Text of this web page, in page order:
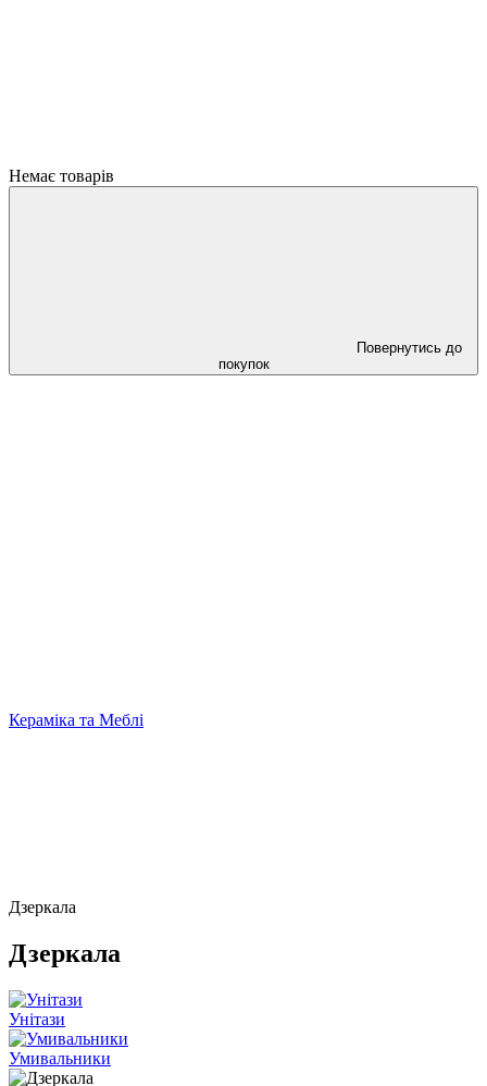
Немає товарів
Повернутись до
покупок
Кераміка та Меблі
Дзеркала
Дзеркала
Унітази
Умивальники